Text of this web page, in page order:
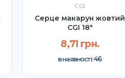
CGI
Серце макарун жовтий
CGI 18"
8,71 грн.
в наявності:46